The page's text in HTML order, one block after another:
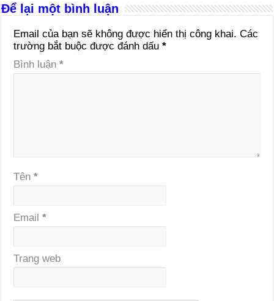
Để lại một bình luận
Email của bạn sẽ không được hiển thị công khai. Các
trường bắt buộc được đánh dấu*
Bình luận*
Tên*
Email*
Trang web